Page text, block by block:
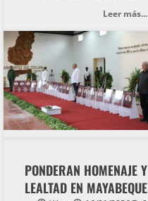
Leer más...
PONDERAN HOMENAJE Y
LEALTAD EN MAYABEQUE